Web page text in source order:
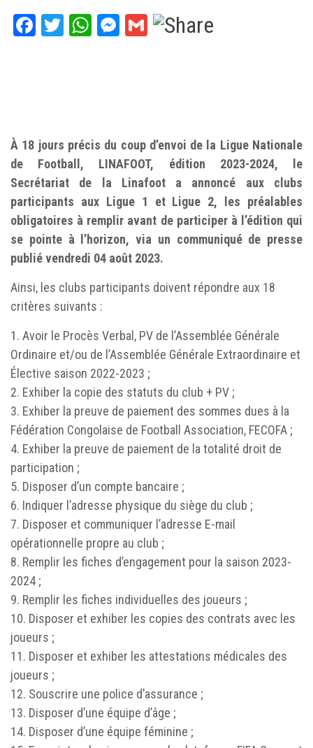
Facebook
TwitterWhatsApp
Messenger
Gmail
À 18 jours précis du coup d’envoi de la Ligue Nationale
de Football, LINAFOOT, édition 2023-2024, le
Secrétariat de la Linafoot a annoncé aux clubs
participants aux Ligue 1 et Ligue 2, les préalables
obligatoires à remplir avant de participer à l’édition qui
se pointe à l’horizon, via un communiqué de presse
publié vendredi 04 août 2023.
Ainsi, les clubs participants doivent répondre aux 18
critères suivants :
1. Avoir le Procès Verbal, PV de l’Assemblée Générale
Ordinaire et/ou de l’Assemblée Générale Extraordinaire et
Élective saison 2022-2023 ;
2. Exhiber la copie des statuts du club + PV ;
3. Exhiber la preuve de paiement des sommes dues à la
Fédération Congolaise de Football Association, FECOFA ;
4. Exhiber la preuve de paiement de la totalité droit de
participation ;
5. Disposer d’un compte bancaire ;
6. Indiquer l’adresse physique du siège du club ;
7. Disposer et communiquer l’adresse E-mail
opérationnelle propre au club ;
8. Remplir les fiches d’engagement pour la saison 2023-
2024 ;
9. Remplir les fiches individuelles des joueurs ;
10. Disposer et exhiber les copies des contrats avec les
joueurs ;
11. Disposer et exhiber les attestations médicales des
joueurs ;
12. Souscrire une police d’assurance ;
13. Disposer d’une équipe d’âge ;
14. Disposer d’une équipe féminine ;